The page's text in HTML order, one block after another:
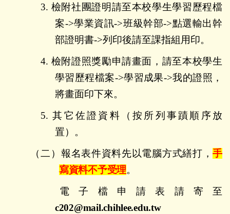
3. 檢附社團證明請至本校學生學習歷程檔
案->學業資訊->班級幹部->點選輸出幹
部證明書->列印後請至課指組用印。
4. 檢附證照獎勵申請畫面，請至本校學生
學習歷程檔案->學習成果->我的證照，
將畫面印下來。
5.其它佐證資料（按所列事蹟順序放
置）。
（二） 報名表件資料先以電腦方式繕打，手
寫資料不予受理。
電子檔申請表請寄至
c202@mail.chihlee.edu.tw